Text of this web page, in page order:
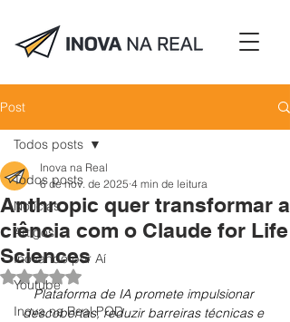
Post
Todos posts
Notícias
Artigos
Inovando por Aí
Youtube
Inova na Real POD
Todos posts
Anthropic quer transformar a
ciência com o Claude for Life
Sciences
Inova na Real
6 de nov. de 2025 4 min de leitura
Avaliado com NaN de 5 estrelas.
Plataforma de IA promete impulsionar
descobertas, reduzir barreiras técnicas e